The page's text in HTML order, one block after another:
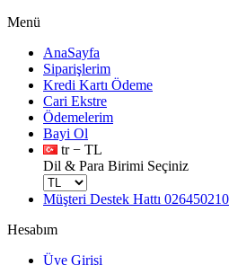
Menü
AnaSayfa
Siparişlerim
Kredi Kartı Ödeme
Cari Ekstre
Ödemelerim
Bayi Ol
tr − TL
Dil & Para Birimi Seçiniz
Müşteri Destek Hattı
Hesabım
Üye Girişi